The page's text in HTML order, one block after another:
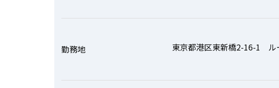
勤務地 東京都港区東新橋2-16-1 ル